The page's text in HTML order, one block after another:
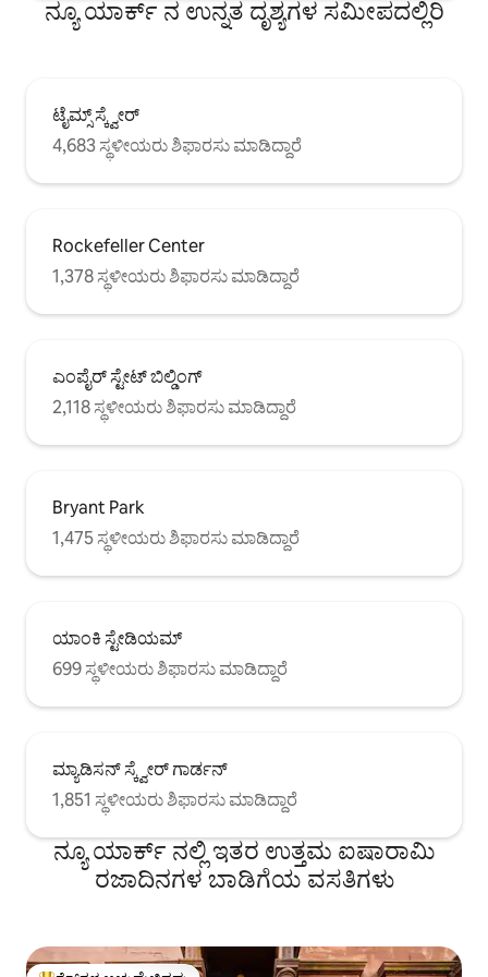
ನ್ಯೂ ಯಾರ್ಕ್ ನ ಉನ್ನತ ದೃಶ್ಯಗಳ ಸಮೀಪದಲ್ಲಿರಿ
ಟೈಮ್ಸ್ ಸ್ಕ್ವೇರ್
4,683 ಸ್ಥಳೀಯರು ಶಿಫಾರಸು ಮಾಡಿದ್ದಾರೆ
Rockefeller Center
1,378 ಸ್ಥಳೀಯರು ಶಿಫಾರಸು ಮಾಡಿದ್ದಾರೆ
ಎಂಪೈರ್ ಸ್ಟೇಟ್ ಬಿಲ್ಡಿಂಗ್
2,118 ಸ್ಥಳೀಯರು ಶಿಫಾರಸು ಮಾಡಿದ್ದಾರೆ
Bryant Park
1,475 ಸ್ಥಳೀಯರು ಶಿಫಾರಸು ಮಾಡಿದ್ದಾರೆ
ಯಾಂಕಿ ಸ್ಟೇಡಿಯಮ್
699 ಸ್ಥಳೀಯರು ಶಿಫಾರಸು ಮಾಡಿದ್ದಾರೆ
ಮ್ಯಾಡಿಸನ್ ಸ್ಕ್ವೇರ್ ಗಾರ್ಡನ್
1,851 ಸ್ಥಳೀಯರು ಶಿಫಾರಸು ಮಾಡಿದ್ದಾರೆ
ನ್ಯೂ ಯಾರ್ಕ್ ನಲ್ಲಿ ಇತರ ಉತ್ತಮ ಐಷಾರಾಮಿ
ರಜಾದಿನಗಳ ಬಾಡಿಗೆಯ ವಸತಿಗಳು